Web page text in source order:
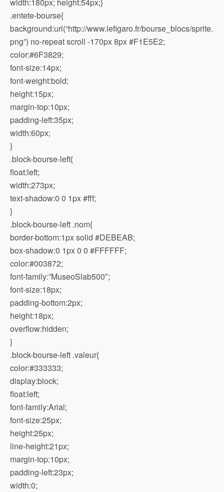
width:180px; height:54px;}
.entete-bourse{
background:url(“http://www.lefigaro.fr/bourse_blocs/sprite.
png”) no-repeat scroll -170px 8px #F1E5E2;
color:#6F3829;
font-size:14px;
font-weight:bold;
height:15px;
margin-top:10px;
padding-left:35px;
width:60px;
}
.block-bourse-left{
float:left;
width:273px;
text-shadow:0 0 1px #fff;
}
.block-bourse-left .nom{
border-bottom:1px solid #DEBEAB;
box-shadow:0 1px 0 0 #FFFFFF;
color:#003872;
font-family:”MuseoSlab500″;
font-size:18px;
padding-bottom:2px;
height:18px;
overflow:hidden;
}
.block-bourse-left .valeur{
color:#333333;
display:block;
float:left;
font-family:Arial;
font-size:25px;
height:25px;
line-height:21px;
margin-top:10px;
padding-left:23px;
width:0;